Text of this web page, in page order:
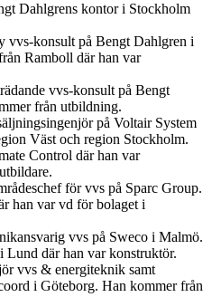
Dahlgrens kontor i Stockholm
vvs-konsult på Bengt Dahlgren i
Ramboll där han var
vvs-konsult på Bengt
från utbildning.
på Voltair System
Väst och region Stockholm.
Control där han var
för vvs på Sparc Group.
han var vd för bolaget i
vvs på Sweco i Malmö.
där han var konstruktör.
vvs & energiteknik samt
i Göteborg. Han kommer från